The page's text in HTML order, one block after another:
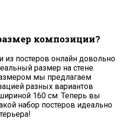
композиции?
постеров онлайн довольно
размер на стене.
мы предлагаем
разных вариантов
160 см. Теперь вы
набор постеров идеально